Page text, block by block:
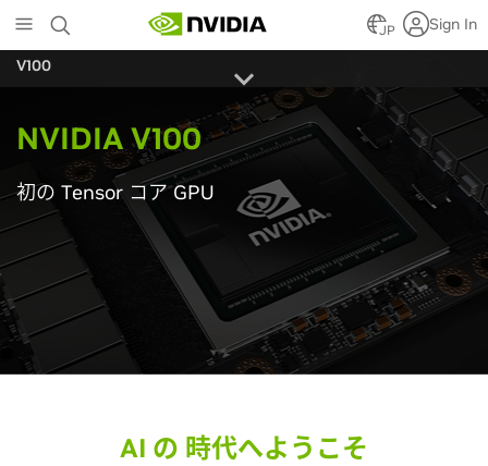
to
main
content
JP Sign In
V100
NVIDIA V100
初の Tensor コア GPU
AI の 時代へようこそ